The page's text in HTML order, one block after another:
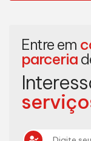
Entre em
parceria